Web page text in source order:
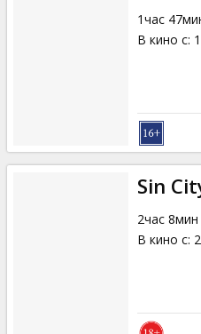
1час
В кино с:
Sin
2час 8мин
В кино с: